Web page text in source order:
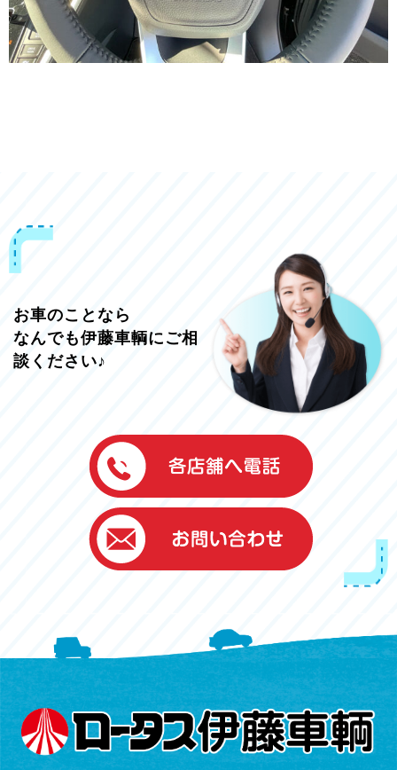
お車のことなら
なんでも伊藤車輌にご相
談ください♪
伊藤車輌（本社）
050-5851-0337
グッドワン浜松
050-5851-0338
浜北店
050-5851-0339
（年中無休24h対応）